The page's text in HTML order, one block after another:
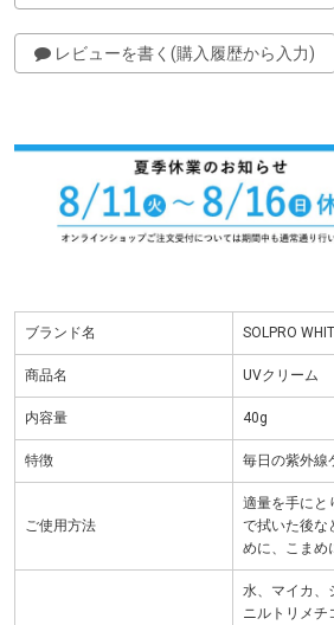
レビューを書く(購入履歴から入力)
ブランド名 SOLPRO
商品名 UVクリーム
内容量 40g
特徴 毎日の紫外線
ご使用方法
適量を手にと
で拭いた後な
めに、こまめ
水、マイカ、
ニルトリメチ